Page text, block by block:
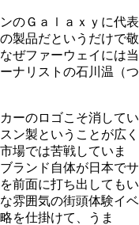
のＧａｌａｘｙに代表
製品だというだけで敬
ぜファーウェイには当
ナリストの石川温（つ
ーのロゴこそ消してい
ン製ということが広く
場では苦戦していま
ランド自体が日本でサ
前面に打ち出してもい
雰囲気の街頭体験イベ
を仕掛けて、うま